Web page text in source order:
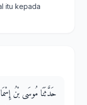
itu kepada
حَدَّثَنَا مُوسَى بْنُ